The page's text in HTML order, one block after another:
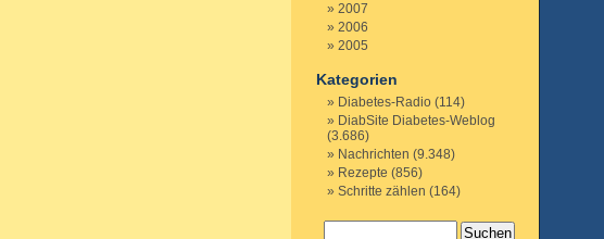
2007
2006
2005
Kategorien
Diabetes-Radio (114)
DiabSite Diabetes-Weblog
(3.686)
Nachrichten (9.348)
Rezepte (856)
Schritte zählen (164)